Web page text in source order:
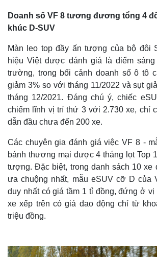
Doanh số VF 8 tương đương tổng 4
khúc D-SUV
Màn leo top đầy ấn tượng của bộ đôi
hiệu Việt được đánh giá là điểm
trường, trong bối cảnh doanh số ô tô
giảm 3% so với tháng 11/2022 và sụt
tháng 12/2021. Đáng chú ý, chiếc
chiếm lĩnh vị trí thứ 3 với 2.730 xe, chỉ
dẫn đầu chưa đến 200 xe.
Các chuyên gia đánh giá việc VF 8 -
bánh thương mại được 4 tháng lọt Top
tượng. Đặc biệt, trong danh sách 10 xe
ưa chuộng nhất, mẫu eSUV cỡ D của
duy nhất có giá tầm 1 tỉ đồng, đứng ở vị
xe xếp trên có giá dao động chỉ từ
triệu đồng.